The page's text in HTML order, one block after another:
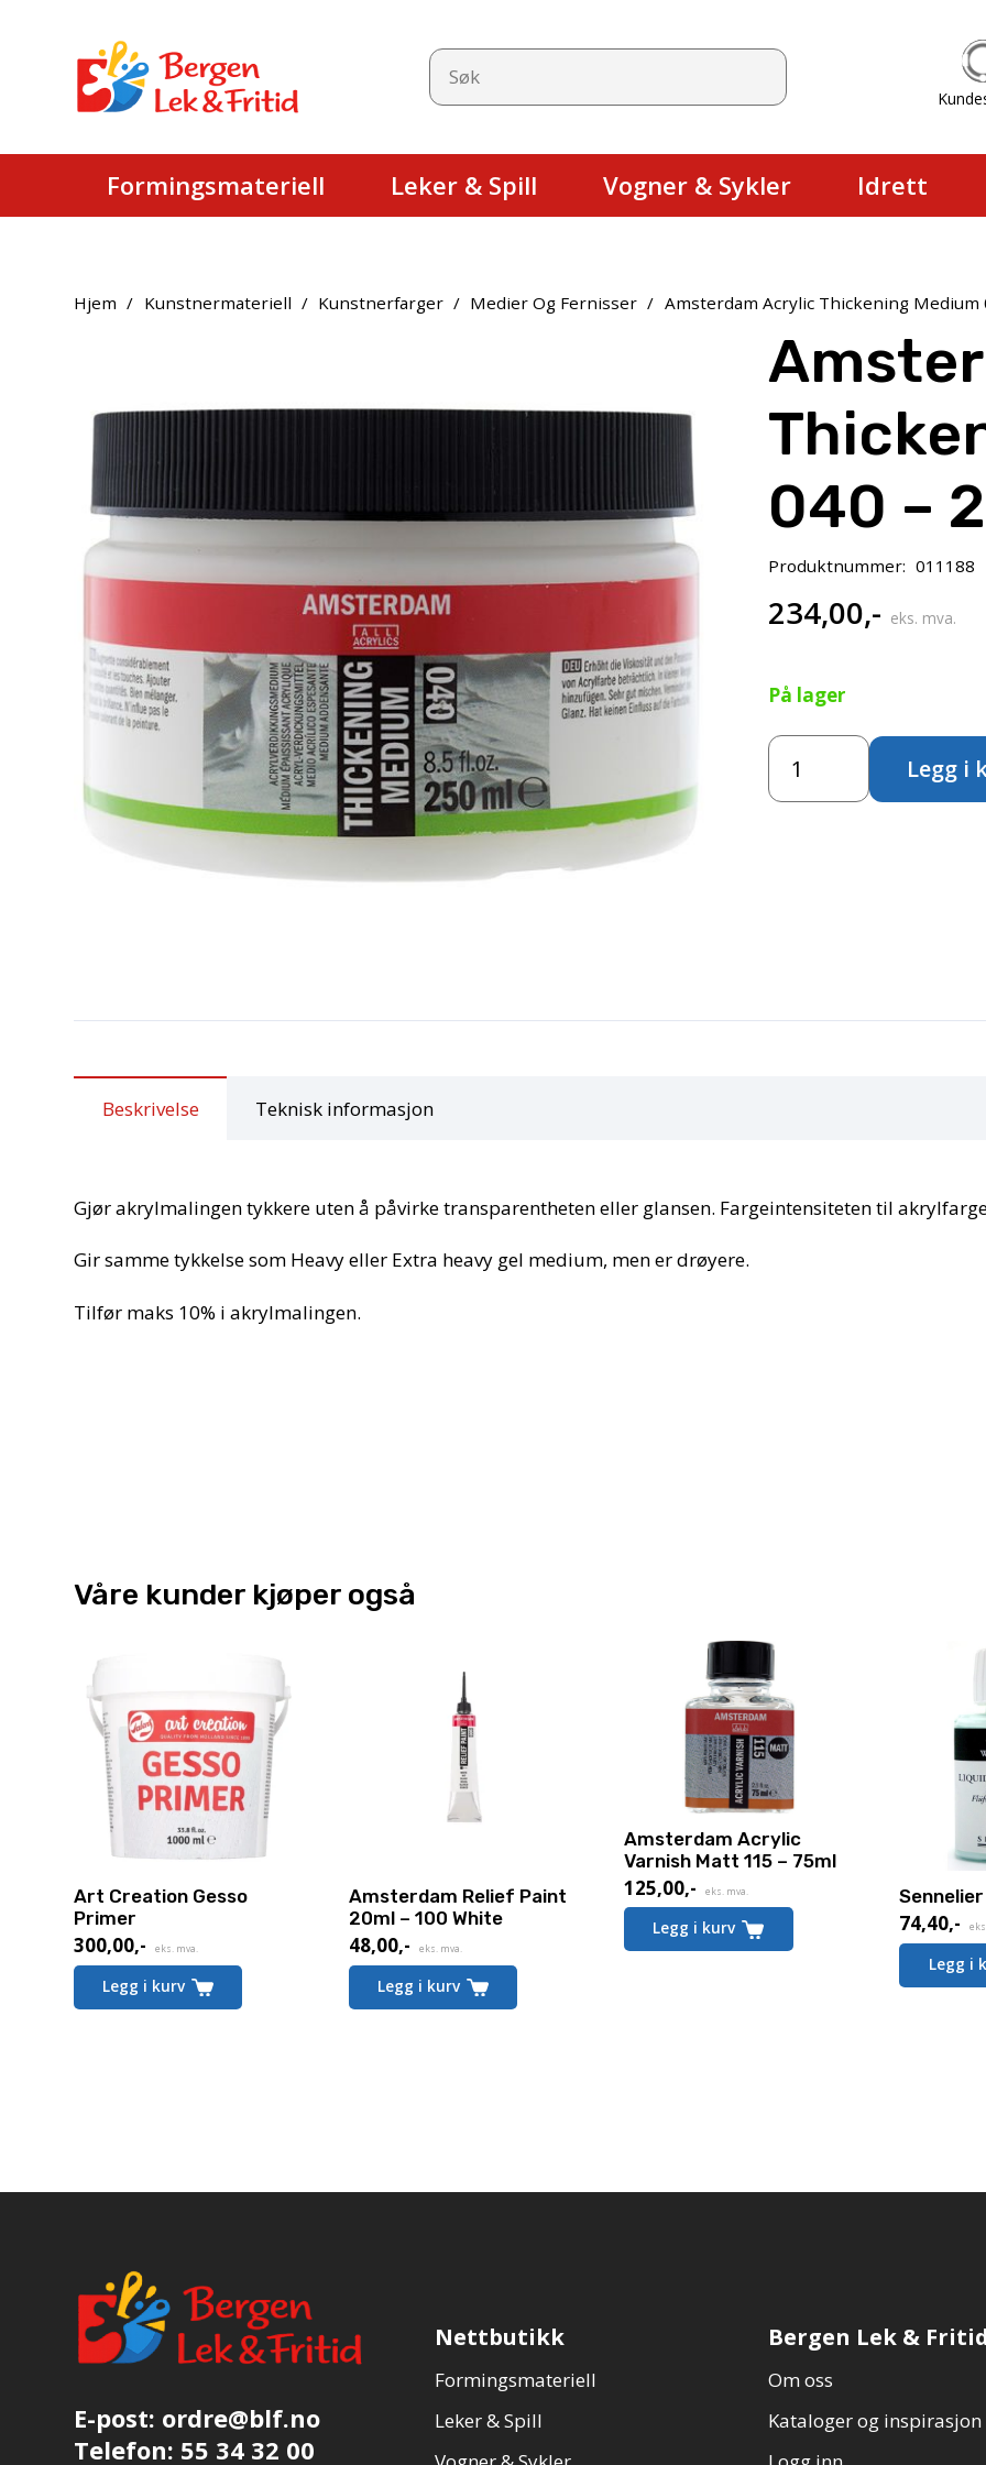
Formingsmateriell Leker & Spill Vogner & Sykler Idrett
Hjem / Kunstnermateriell / Kunstnerfarger / Medier Og Fernisser / Amsterdam Acrylic Thickening Medium
040 –
Produktnummer: 011188
234,00,- eks. mva.
På lager
Amsterdam
Acrylic
Thickening
Legg i
Beskrivelse Teknisk informasjon
Gjør akrylmalingen tykkere uten å påvirke transparentheten eller glansen. Fargeintensiteten til
Gir samme tykkelse som Heavy eller Extra heavy gel medium, men er drøyere.
Tilfør maks 10% i akrylmalingen.
Våre kunder kjøper også
Art Creation Gesso
Primer
300,00,- eks. mva.
Legg i kurv
Amsterdam Relief Paint
20ml – 100 White
48,00,- eks. mva.
Legg i kurv
Amsterdam Acrylic
Varnish Matt 115 – 75ml
125,00,- eks. mva.
Legg i kurv 74,40,-
Legg i
E-post: ordre@blf.no
Telefon: 55 34 32 00
Nettbutikk
Formingsmateriell
Leker & Spill
Bergen Lek & Fritid
Om oss
Kataloger og inspirasjon